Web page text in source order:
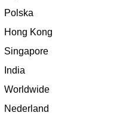
Polska
Hong Kong
Singapore
India
Worldwide
Nederland